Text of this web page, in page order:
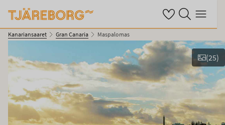
OmatHaku tjäreborg.fi
Valikko
Kanariansaaret Gran Canaria Maspalomas
Näytä kuvia
(25)